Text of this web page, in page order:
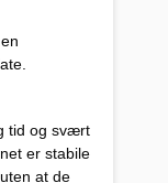
tid og svært
er stabile
at de